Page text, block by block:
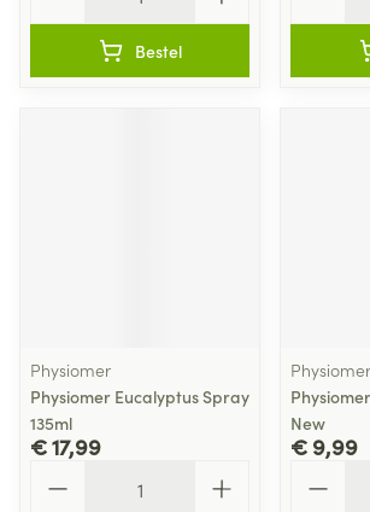
Bestel
Physiomer
Physiomer Eucalyptus Spray
135ml
€ 17,99
Physiomer
New
€ 9,99